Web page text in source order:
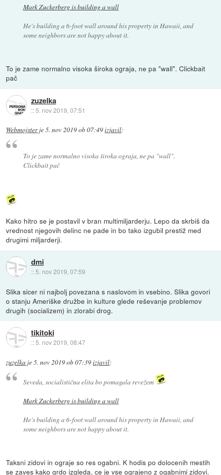
Mark Zuckerberg is building a wall
He's building a 6-foot wall around his property in Hawaii, and
some neighbors are not happy about it.
To je zame normalno visoka široka ograja, ne pa "wall". Clickbait
pač
zuzelka
::5. nov 2019, 07:51
Webmojsterje5. nov 2019 ob 07:49izjavil:
To je zame normalno visoka široka ograja, ne pa "wall".
Clickbait pač
Kako hitro se je postavil v bran multimiljarderju. Lepo da skrbiš da
vrednost njegovih delinc ne pade in bo tako izgubil prestiž med
drugimi miljarderji.
dmi
:: 5. nov 2019, 07:59
Slika sicer ni najbolj povezana s naslovom in vsebino. Slika govori
o stanju Ameriške družbe in kulture glede reševanje problemov
drugih (socializem) in zlorabi drog.
tikitoki
::5. nov 2019, 08:47
zuzelka je5. nov 2019 ob 07:39izjavil:
Seveda, socialistična elita bo pomagala revežem
Mark Zuckerberg is building a wall
He's building a 6-foot wall around his property in Hawaii, and
some neighbors are not happy about it.
Taksni zidovi in ograje so res ogabni. K hodis po dolocenih mestih
se zaves kako grdo izgleda, ce je vse ograjeno z ogabnimi zidovi.